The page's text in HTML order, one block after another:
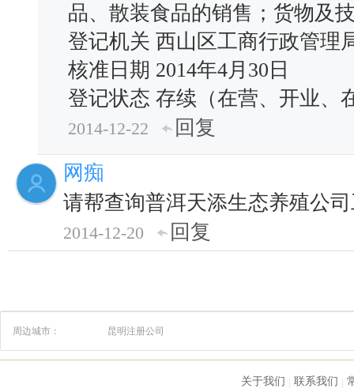
品、散装食品的销售；货物及
登记机关 西山区工商行政管理
核准日期 2014年4月30日
登记状态 存续（在营、开业、
2014-12-22
回复
网痴
请帮查询普洱天添生态养殖公
2014-12-20 回复
周边城市： 昆明注册公司
关于我们 联系我们